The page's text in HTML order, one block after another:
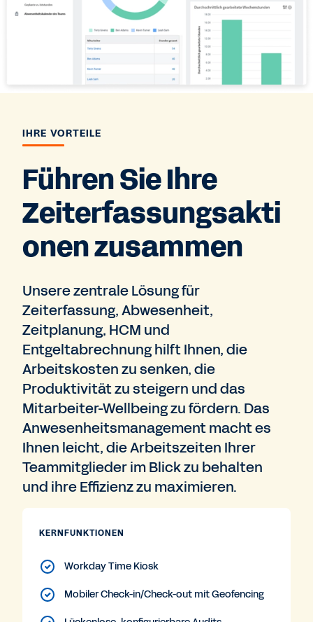
IHRE VORTEILE
Führen Sie Ihre
Zeiterfassungsakti
onen zusammen
Unsere zentrale Lösung für
Zeiterfassung, Abwesenheit,
Zeitplanung, HCM und
Entgeltabrechnung hilft Ihnen, die
Arbeitskosten zu senken, die
Produktivität zu steigern und das
Mitarbeiter-Wellbeing zu fördern. Das
Anwesenheitsmanagement macht es
Ihnen leicht, die Arbeitszeiten Ihrer
Teammitglieder im Blick zu behalten
und ihre Effizienz zu maximieren.
KERNFUNKTIONEN
Workday Time Kiosk
Mobiler Check-in/Check-out mit Geofencing